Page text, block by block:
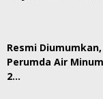
Resmi
Perumda Air
2…